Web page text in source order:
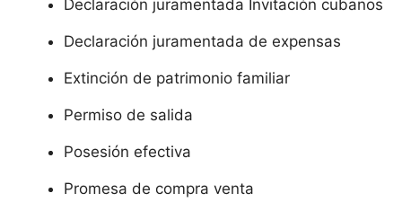
Declaración juramentada Invitación cubanos
Declaración juramentada de expensas
Extinción de patrimonio familiar
Permiso de salida
Posesión efectiva
Promesa de compra venta